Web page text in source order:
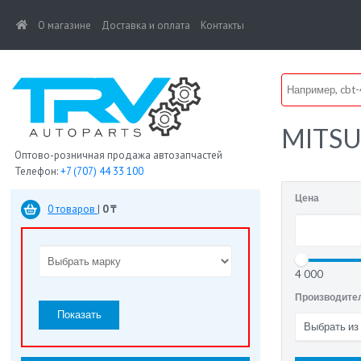
(current)
О магазине Доставка и оплата Контакты
Оптово-розничная продажа автозапчастей
Телефон:+7 (707) 44 33 100
0 товаров | 0 ₸
Показать
Цена
4 000
Выбрать из